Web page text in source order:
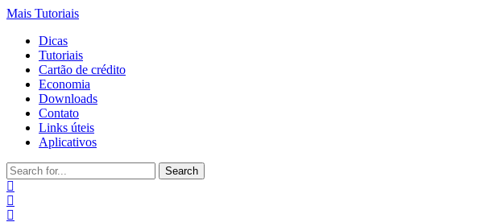
Mais Tutoriais
Dicas
Tutoriais
Cartão de crédito
Economia
Downloads
Contato
Links úteis
Aplicativos
Search
for: